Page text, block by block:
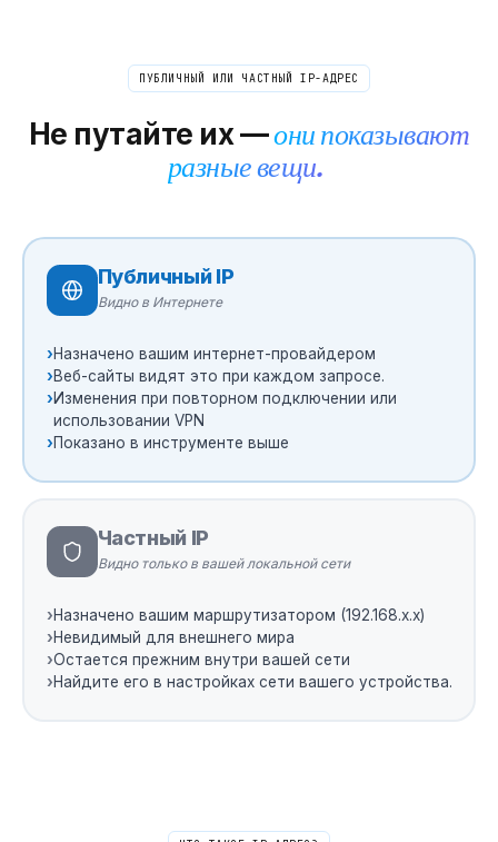
ПУБЛИЧНЫЙ ИЛИ ЧАСТНЫЙ IP-АДРЕС
Не путайте их —они показывают
разные вещи.
Публичный IP
Видно в Интернете
›Назначено вашим интернет-провайдером
›Веб-сайты видят это при каждом запросе.
›Изменения при повторном подключении или
использовании VPN
›Показано в инструменте выше
Частный IP
Видно только в вашей локальной сети
›Назначено вашим маршрутизатором (192.168.x.x)
›Невидимый для внешнего мира
›Остается прежним внутри вашей сети
›Найдите его в настройках сети вашего устройства.